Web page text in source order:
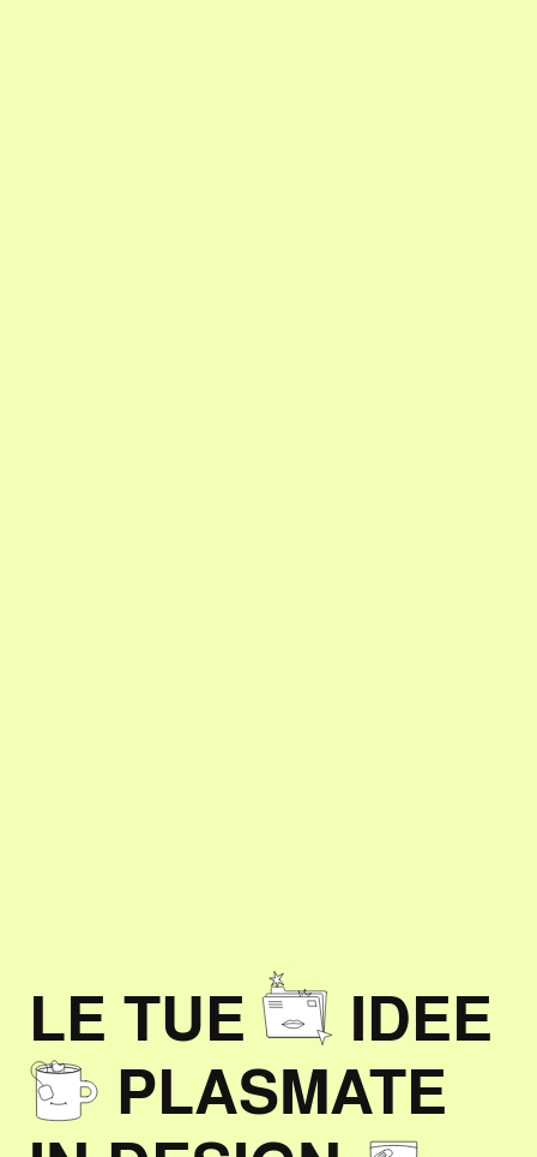
LE TUE
IDEE
PLASMATE